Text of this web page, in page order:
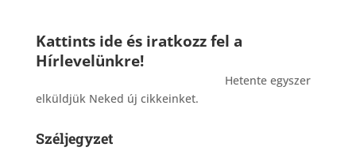
Kattints ide és iratkozz fel a
Hírlevelünkre!
Hetente egyszer
elküldjük Neked új cikkeinket.
Széljegyzet